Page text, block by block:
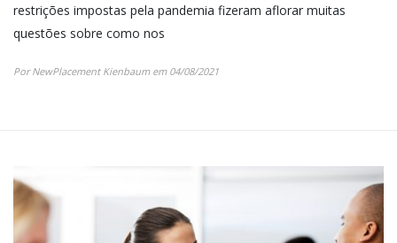
restrições impostas pela pandemia fizeram aflorar muitas
questões sobre como nos
Por NewPlacement Kienbaum em 04/08/2021